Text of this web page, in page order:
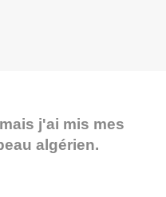
j'ai mis mes
algérien.